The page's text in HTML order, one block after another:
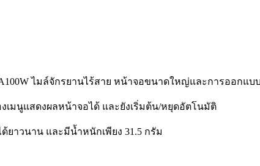
ไมล์จักรยานไร้สาย หน้าจอขนาดใหญ่และการออกแบ
เมนูแสดงผลหน้าจอได้ และยังเริ่มต้น/หยุดอัตโนมัติ
ด้ยาวนาน และมีน้ำหนักเพียง 31.5 กรัม